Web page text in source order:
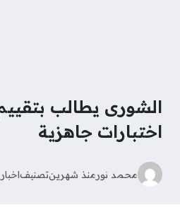
الشورى يطالب
اختبارات جاهزية
محمد نورمنذ شهرينتصنيف